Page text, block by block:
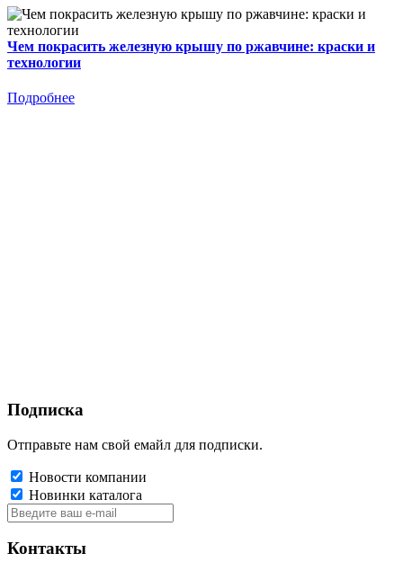
Чем покрасить железную крышу по ржавчине: краски и
технологии
Подробнее
Подписка
Отправьте нам свой емайл для подписки.
Новости компании
Новинки каталога
Контакты